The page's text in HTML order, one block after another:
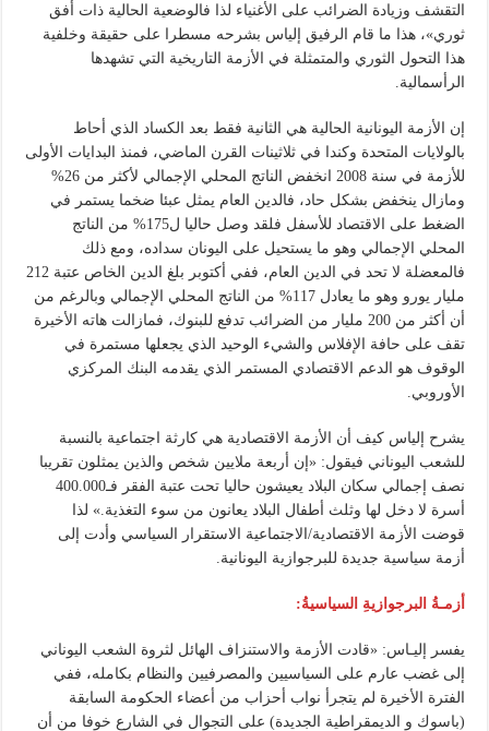
التقشف وزيادة الضرائب على الأغنياء لذا فالوضعية الحالية ذات أفق
ثوري»، هذا ما قام الرفيق إلياس بشرحه مسطرا على حقيقة وخلفية
هذا التحول الثوري والمتمثلة في الأزمة التاريخية التي تشهدها
الرأسمالية.
إن الأزمة اليونانية الحالية هي الثانية فقط بعد الكساد الذي أحاط
بالولايات المتحدة وكندا في ثلاثينات القرن الماضي، فمنذ البدايات الأولى
للأزمة في سنة 2008 انخفض الناتج المحلي الإجمالي لأكثر من 26%
ومازال ينخفض بشكل حاد، فالدين العام يمثل عبئا ضخما يستمر في
الضغط على الاقتصاد للأسفل فلقد وصل حاليا ل175% من الناتج
المحلي الإجمالي وهو ما يستحيل على اليونان سداده، ومع ذلك
فالمعضلة لا تحد في الدين العام، ففي أكتوبر بلغ الدين الخاص عتبة 212
مليار يورو وهو ما يعادل 117% من الناتج المحلي الإجمالي وبالرغم من
أن أكثر من 200 مليار من الضرائب تدفع للبنوك، فمازالت هاته الأخيرة
تقف على حافة الإفلاس والشيء الوحيد الذي يجعلها مستمرة في
الوقوف هو الدعم الاقتصادي المستمر الذي يقدمه البنك المركزي
الأوروبي.
يشرح إلياس كيف أن الأزمة الاقتصادية هي كارثة اجتماعية بالنسبة
للشعب اليوناني فيقول: «إن أربعة ملايين شخص والذين يمثلون تقريبا
نصف إجمالي سكان البلاد يعيشون حاليا تحت عتبة الفقر فـ400.000
أسرة لا دخل لها وثلث أطفال البلاد يعانون من سوء التغذية.» لذا
قوضت الأزمة الاقتصادية/الاجتماعية الاستقرار السياسي وأدت إلى
أزمة سياسية جديدة للبرجوازية اليونانية.
أزمـةُ البرجوازيةِ السياسيةُ:
يفسر إليـاس: «قادت الأزمة والاستنزاف الهائل لثروة الشعب اليوناني
إلى غضب عارم على السياسيين والمصرفيين والنظام بكامله، ففي
الفترة الأخيرة لم يتجرأ نواب أحزاب من أعضاء الحكومة السابقة
(باسوك و الديمقراطية الجديدة) على التجوال في الشارع خوفا من أن